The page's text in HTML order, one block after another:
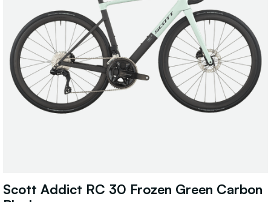
Scott Addict RC 30 Frozen Green Carbon